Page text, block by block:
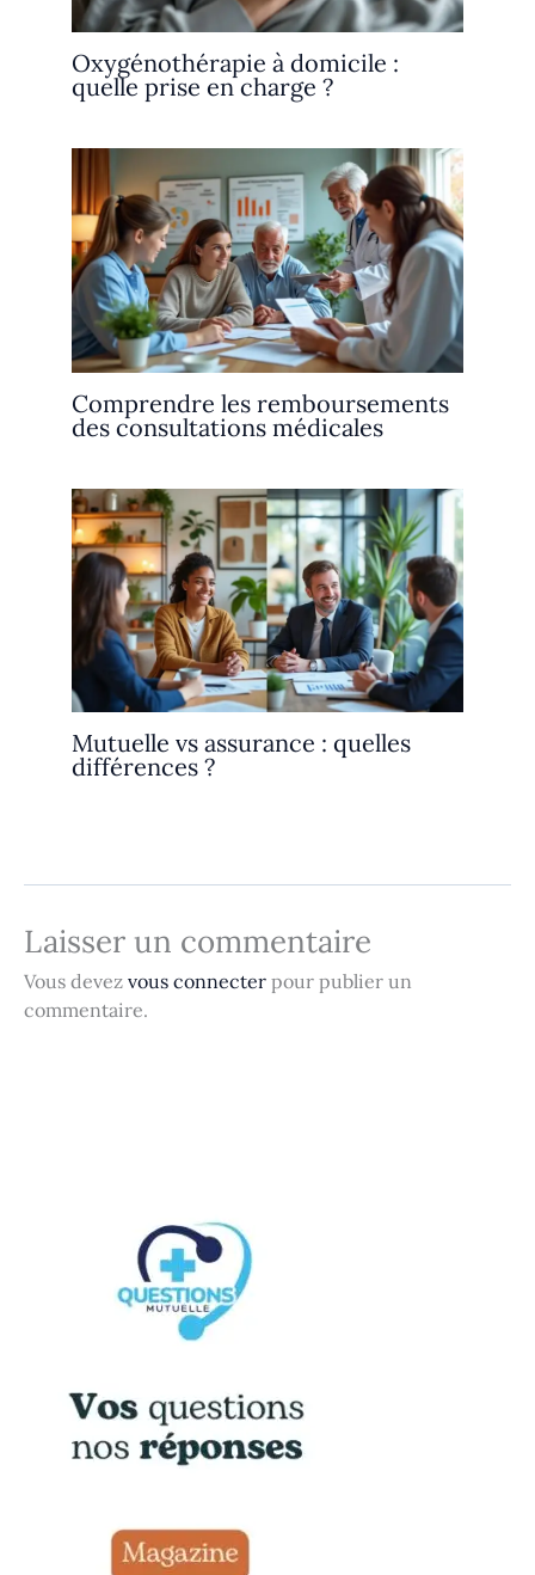
Oxygénothérapie à domicile :
quelle prise en charge ?
Comprendre les remboursements
des consultations médicales
Mutuelle vs assurance : quelles
différences ?
Laisser un commentaire
Vous devez vous connecter pour publier un
commentaire.